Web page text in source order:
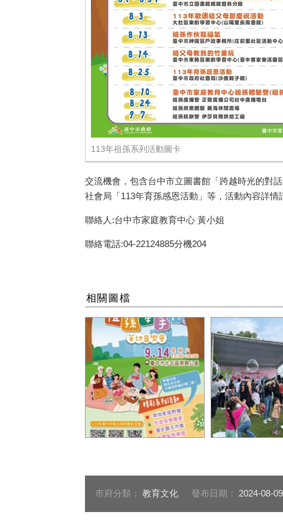
113年祖孫系列活動圖卡
交流機會，包含台中市立圖書館「跨越時光的對
社會局「113年育孫感恩活動」等，活動內容詳
聯絡人:台中市家庭教育中心 黃小姐
聯絡電話:04-22124885分機204
相關圖檔
市府分類： 教育文化 發布日期： 2024-08-09